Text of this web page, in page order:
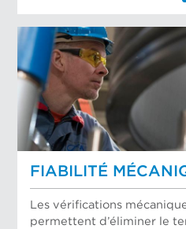
FIABILITÉ
Les vérifications
permettent d’éliminer le